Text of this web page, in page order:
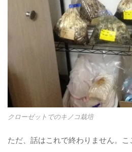
クローゼットでのキノコ栽培
ただ、話はこれで終わりません。こ